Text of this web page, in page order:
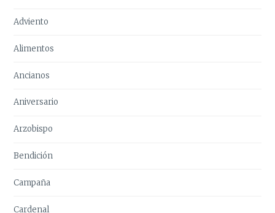
Adviento
Alimentos
Ancianos
Aniversario
Arzobispo
Bendición
Campaña
Cardenal